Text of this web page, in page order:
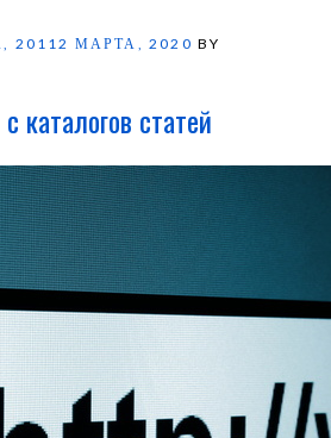
20112 МАРТА, 2020 BY
каталогов статей